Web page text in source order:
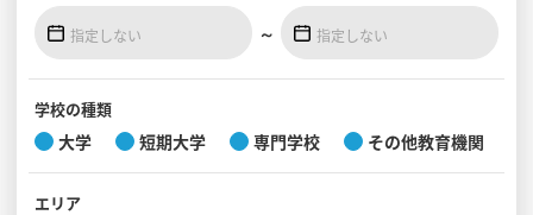
見学会WEB手引書
～
学校の種類
大学 短期大学 専門学校 その他教育機関
エリア